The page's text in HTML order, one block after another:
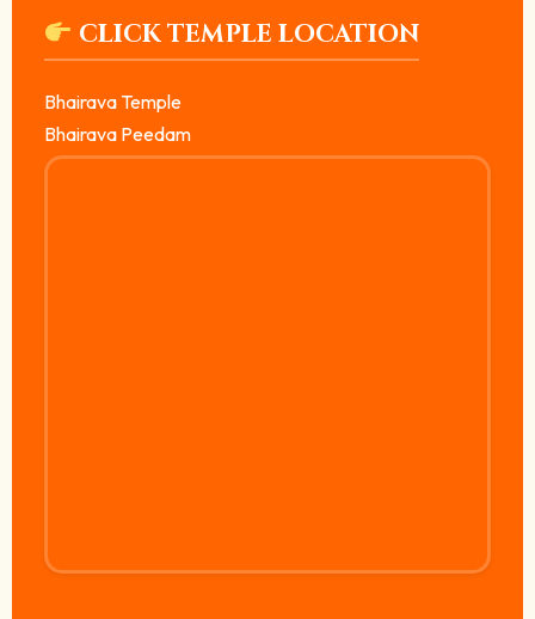
CLICK TEMPLE LOCATION
Bhairava Temple
Bhairava Peedam